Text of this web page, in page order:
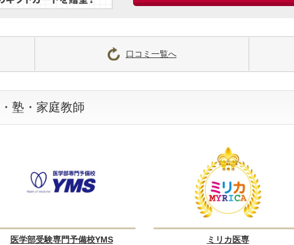
口コミ一覧へ
塾・家庭教師
医学部受験専門予備校YMS ミリカ医専